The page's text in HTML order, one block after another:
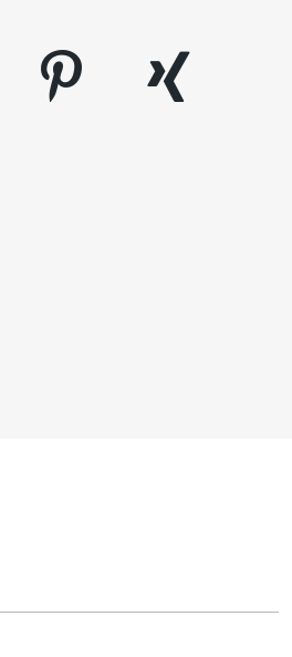
pinterest
xing